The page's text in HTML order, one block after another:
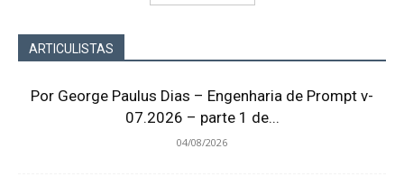
ARTICULISTAS
Por George Paulus Dias – Engenharia de Prompt v-
07.2026 – parte 1 de...
04/08/2026